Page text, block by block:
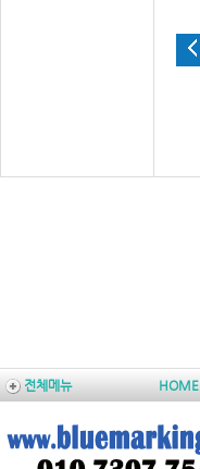
HOME
전체메뉴